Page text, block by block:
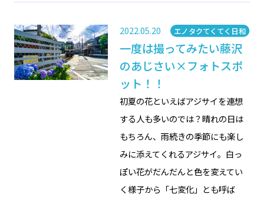
一度は撮ってみたい藤沢
のあじさい×フォトスポ
ット！！
2022.05.20
初夏の花といえばアジサイを連想
する人も多いのでは？晴れの日は
もちろん、雨続きの季節にも楽し
みに添えてくれるアジサイ。白っ
ぽい花がだんだんと色を変えてい
く様子から「七変化」とも呼ば
Category
エノタクてくてく日和